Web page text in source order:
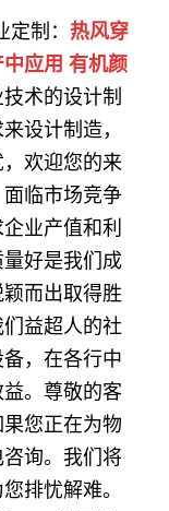
制： 热风穿
应用 有机颜
术的设计制
设计制造，
欢迎您的来
临市场竞争
业产值和利
好是我们成
而出取得胜
益超人的社
，在各行中
。尊敬的客
您正在为物
询。我们将
排忧解难。